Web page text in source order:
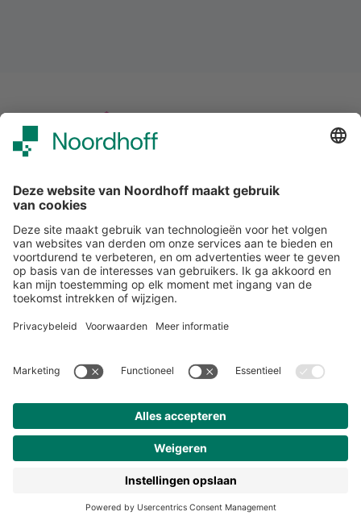
Snel naar
Over studiemeister
Nieuwsbrief
Meer van Noordhoff
Noordhoff.nl
Hogeschooltaal